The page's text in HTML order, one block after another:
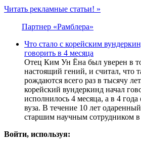
Читать рекламные статьи! »
Партнер «Рамблера»
Что стало с корейским
говорить в 4 месяца
Отец Ким Ун Ёна был уверен в
настоящий гений, и считал, что
рождаются всего раз в тысячу
корейский вундеркинд начал
исполнилось 4 месяца, а в 4
вуза. В течение 10 лет
старшим научным сотрудником
Войти, используя: